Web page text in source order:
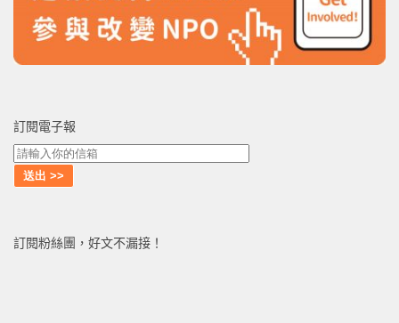
訂閱電子報
訂閱粉絲團，好文不漏接！